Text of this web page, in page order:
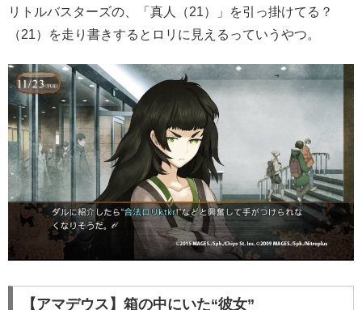
リトルバスターズの、「真人（21）」を引っ掛けてる？
（21）を走り書きするとロリに見えるっていうやつ。
【アマデウス】箱の中にいた“彼女”